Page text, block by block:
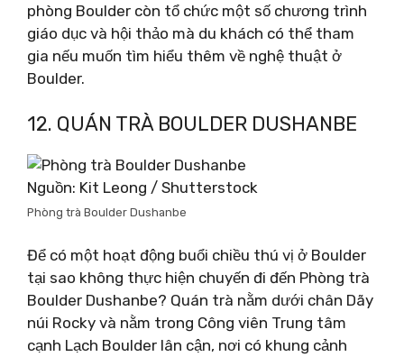
phòng Boulder còn tổ chức một số chương trình
giáo dục và hội thảo mà du khách có thể tham
gia nếu muốn tìm hiểu thêm về nghệ thuật ở
Boulder.
12. QUÁN TRÀ BOULDER DUSHANBE
Nguồn: Kit Leong / Shutterstock
Phòng trà Boulder Dushanbe
Để có một hoạt động buổi chiều thú vị ở Boulder
tại sao không thực hiện chuyến đi đến Phòng trà
Boulder Dushanbe? Quán trà nằm dưới chân Dãy
núi Rocky và nằm trong Công viên Trung tâm
cạnh Lạch Boulder lân cận, nơi có khung cảnh